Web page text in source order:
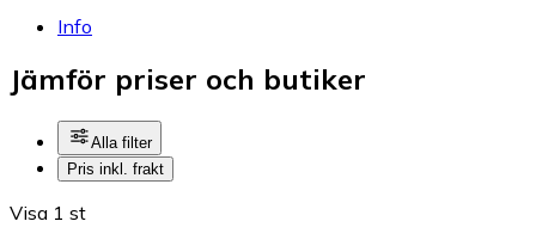
Info
Jämför priser och butiker
Alla filter
Pris inkl. frakt
Visa 1 st